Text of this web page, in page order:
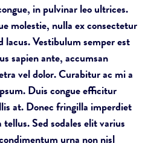
in pulvinar leo ultrices.
molestie, nulla ex consectetur
lacus. Vestibulum semper est
sapien ante, accumsan
vel dolor. Curabitur ac mi a
Duis congue efficitur
at. Donec fringilla imperdiet
Sed sodales elit varius
urna non nisl